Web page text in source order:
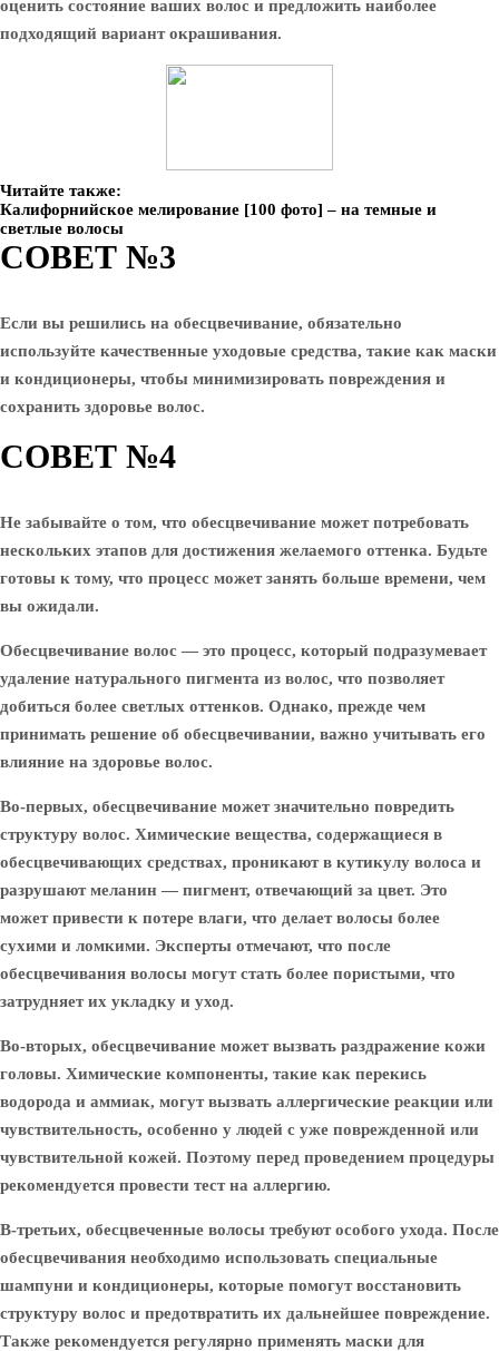
оценить состояние ваших волос и предложить наиболее
подходящий вариант окрашивания.
Читайте также:
Калифорнийское мелирование [100 фото] – на темные и
светлые волосы
СОВЕТ №3
Если вы решились на обесцвечивание, обязательно
используйте качественные уходовые средства, такие как маски
и кондиционеры, чтобы минимизировать повреждения и
сохранить здоровье волос.
СОВЕТ №4
Не забывайте о том, что обесцвечивание может потребовать
нескольких этапов для достижения желаемого оттенка. Будьте
готовы к тому, что процесс может занять больше времени, чем
вы ожидали.
Обесцвечивание волос — это процесс, который подразумевает
удаление натурального пигмента из волос, что позволяет
добиться более светлых оттенков. Однако, прежде чем
принимать решение об обесцвечивании, важно учитывать его
влияние на здоровье волос.
Во-первых, обесцвечивание может значительно повредить
структуру волос. Химические вещества, содержащиеся в
обесцвечивающих средствах, проникают в кутикулу волоса и
разрушают меланин — пигмент, отвечающий за цвет. Это
может привести к потере влаги, что делает волосы более
сухими и ломкими. Эксперты отмечают, что после
обесцвечивания волосы могут стать более пористыми, что
затрудняет их укладку и уход.
Во-вторых, обесцвечивание может вызвать раздражение кожи
головы. Химические компоненты, такие как перекись
водорода и аммиак, могут вызвать аллергические реакции или
чувствительность, особенно у людей с уже поврежденной или
чувствительной кожей. Поэтому перед проведением процедуры
рекомендуется провести тест на аллергию.
В-третьих, обесцвеченные волосы требуют особого ухода. После
обесцвечивания необходимо использовать специальные
шампуни и кондиционеры, которые помогут восстановить
структуру волос и предотвратить их дальнейшее повреждение.
Также рекомендуется регулярно применять маски для